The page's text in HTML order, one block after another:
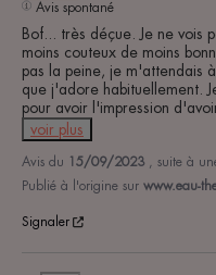
Avis spontané
Bof... très déçue. Je ne vois
moins couteux de moins
pas la peine, je m'attendais
que j'adore habituellement.
pour avoir l'impression
voir plus
Avis du 15/09/2023 , suite à
Publié à l'origine sur www.eau-
Signaler